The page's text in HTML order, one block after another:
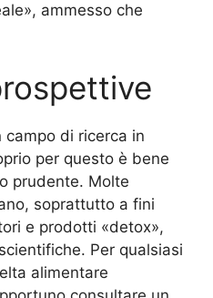
ammesso che
campo di ricerca in
per questo è bene
prudente. Molte
soprattutto a fini
e prodotti «detox»,
Per qualsiasi
alimentare